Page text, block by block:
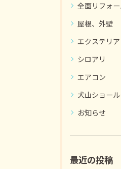
全面リフォ
屋根、外壁
エクステリア
シロアリ
エアコン
犬山ショー
お知らせ
最近の投稿